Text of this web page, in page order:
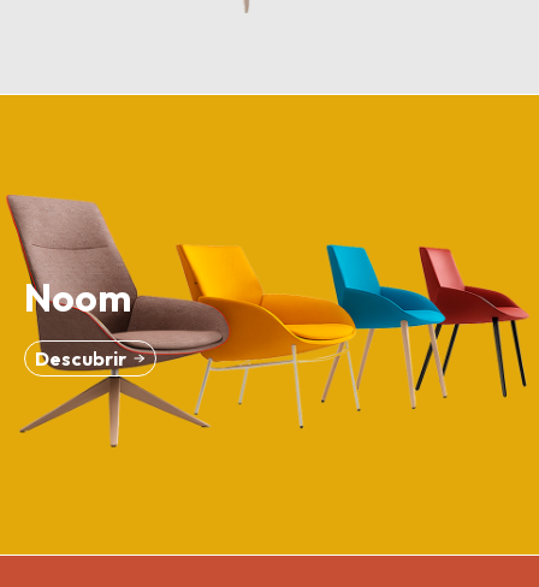
Noom
Descubrir